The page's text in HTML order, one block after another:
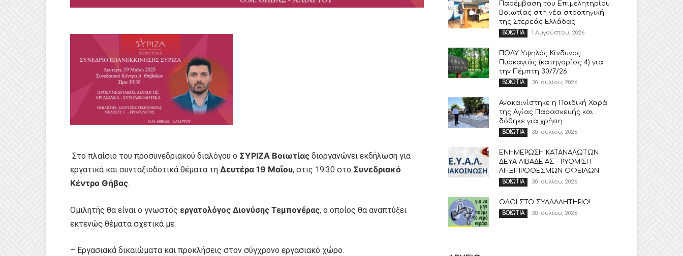
Στο πλαίσιο του προσυνεδριακού διαλόγου ο ΣΥΡΙΖΑ Βοιωτίας διοργανώνει εκδήλωση για
εργατικά και συνταξιοδοτικά θέματα τη Δευτέρα 19 Μαΐου, στις 19:30 στο Συνεδριακό
Κέντρο Θήβας.
Ομιλητής θα είναι ο γνωστός εργατολόγος Διονύσης Τεμπονέρας, ο οποίος θα αναπτύξει
εκτενώς θέματα σχετικά με:
– Εργασιακά δικαιώματα και προκλήσεις στον σύγχρονο εργασιακό χώρο.
Παρέμβαση του Επιμελητηρίου
Βοιωτίας στη νέα στρατηγική
της Στερεάς Ελλάδας
ΒΟΙΩΤΙΑ 1 Αυγούστου, 2026
ΠΟΛΥ Υψηλός Κίνδυνος
Πυρκαγιάς (κατηγορίας 4) για
την Πέμπτη 30/7/26
ΒΟΙΩΤΙΑ 30 Ιουλίου, 2026
Ανακαινίστηκε η Παιδική Χαρά
της Αγίας Παρασκευής και
δόθηκε για χρήση
ΒΟΙΩΤΙΑ 30 Ιουλίου, 2026
ΕΝΗΜΕΡΩΣΗ ΚΑΤΑΝΑΛΩΤΩΝ
ΔΕΥΑ ΛΙΒΑΔΕΙΑΣ – ΡΥΘΜΙΣΗ
ΛΗΞΙΠΡΟΘΕΣΜΩΝ ΟΦΕΙΛΩΝ
ΒΟΙΩΤΙΑ 30 Ιουλίου, 2026
ΟΛΟΙ ΣΤΟ ΣΥΛΛΑΛΗΤΗΡΙΟ!
ΒΟΙΩΤΙΑ 30 Ιουλίου, 2026